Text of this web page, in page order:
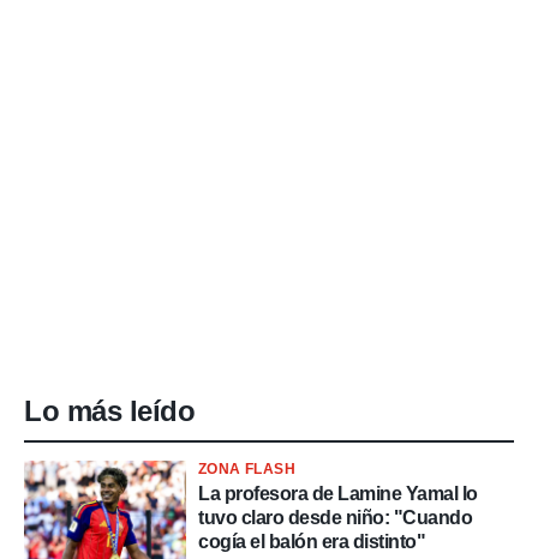
Lo más leído
ZONA FLASH
La profesora de Lamine Yamal lo
tuvo claro desde niño: "Cuando
cogía el balón era distinto"